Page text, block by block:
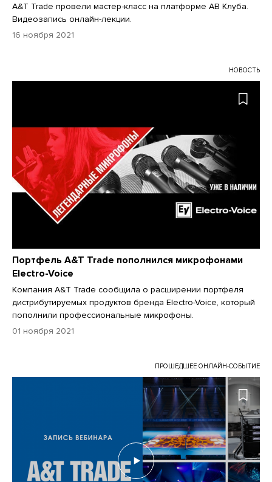
A&T Trade провели мастер-класс на платформе АВ Клуба.
Видеозапись онлайн-лекции.
16 ноября 2021
НОВОСТЬ
Портфель A&T Trade пополнился микрофонами
Electro-Voice
Компания A&T Trade сообщила о расширении портфеля
дистрибутируемых продуктов бренда Electro-Voice, который
пополнили профессиональные микрофоны.
01 ноября 2021
ПРОШЕДШЕЕ ОНЛАЙН-СОБЫТИЕ